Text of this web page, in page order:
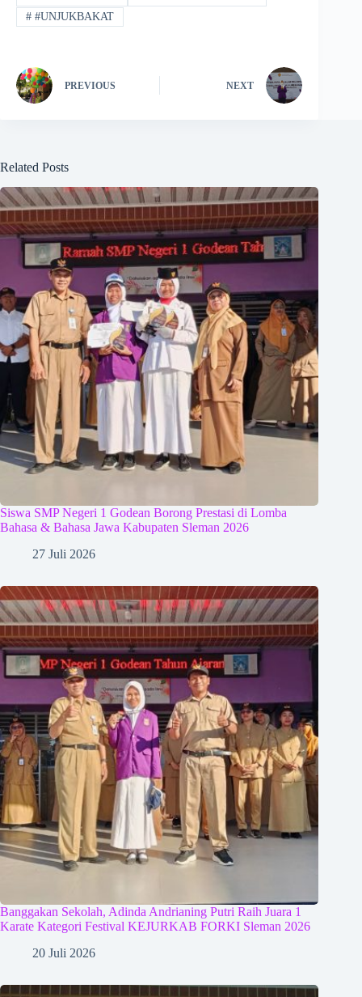
##UNJUKBAKAT
PREVIOUS NEXT
Related Posts
Siswa SMP Negeri 1 Godean Borong Prestasi di Lomba
Bahasa & Bahasa Jawa Kabupaten Sleman 2026
27 Juli 2026
Banggakan Sekolah, Adinda Andrianing Putri Raih Juara 1
Karate Kategori Festival KEJURKAB FORKI Sleman 2026
20 Juli 2026